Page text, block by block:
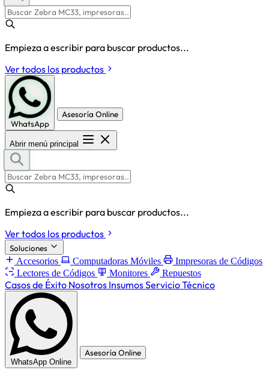
Empieza a escribir para buscar productos...
Ver todos los productos
WhatsApp
Asesoría Online
Abrir menú principal
Empieza a escribir para buscar productos...
Ver todos los productos
Soluciones
Accesorios Computadoras Móviles
Impresoras de Códigos
Lectores de Códigos
Monitores Repuestos
Casos de Éxito Nosotros InsumosServicio Técnico
WhatsApp Online
Asesoría Online